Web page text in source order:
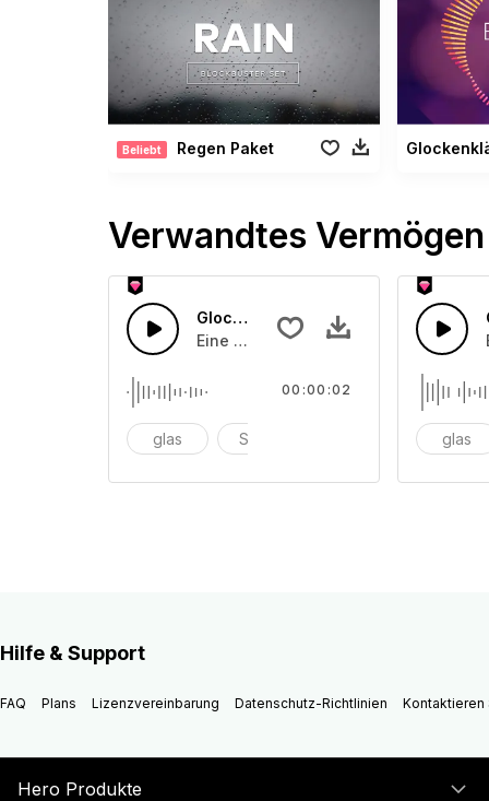
Beliebt Regen Paket
Verwandtes Vermögen
Glocken läuten 8
Eine Ansammlung von
glas Schüssel
00:00:02
glas
Hilfe & Support
FAQ Plans Lizenzvereinbarung Datenschutz-Richtlinien Kontaktieren
Hero Produkte